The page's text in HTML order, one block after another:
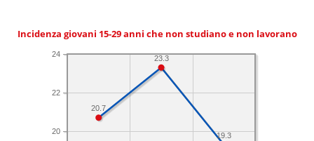
Incidenza giovani 15-29 anni che non studiano e non lavorano
20
22
24
19.3
23.3
20.7